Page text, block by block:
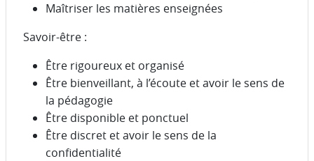
Maîtriser les matières enseignées
Savoir-être :
Être rigoureux et organisé
Être bienveillant, à l’écoute et avoir le sens de
la pédagogie
Être disponible et ponctuel
Être discret et avoir le sens de la
confidentialité